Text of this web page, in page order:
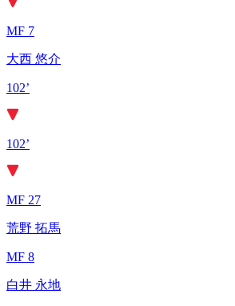
MF 7
大西 悠介
102’
102’
MF 27
荒野 拓馬
MF 8
白井 永地